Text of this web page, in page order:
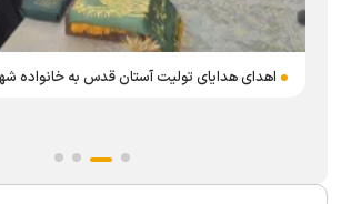
اهدای هدایای تولیت آستان قدس به خانواده